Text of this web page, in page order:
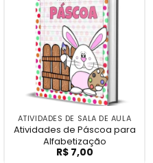
Páscoa com Fotos
ATIVIDADES DE SALA DE AULA
Atividades de Páscoa para
Alfabetização
Atividades de
R$7,00